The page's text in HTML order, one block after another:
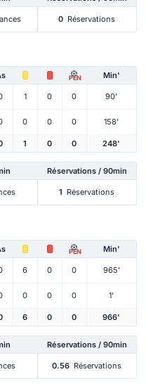
0 Réservations
PEN Min'
1 0 0 90'
0 0 0 158'
1 0 0 248'
Réservations / 90min
1 Réservations
PEN Min'
6 0 0
965'
0 0 0 1'
6 0 0 966'
Réservations / 90min
0.56 Réservations